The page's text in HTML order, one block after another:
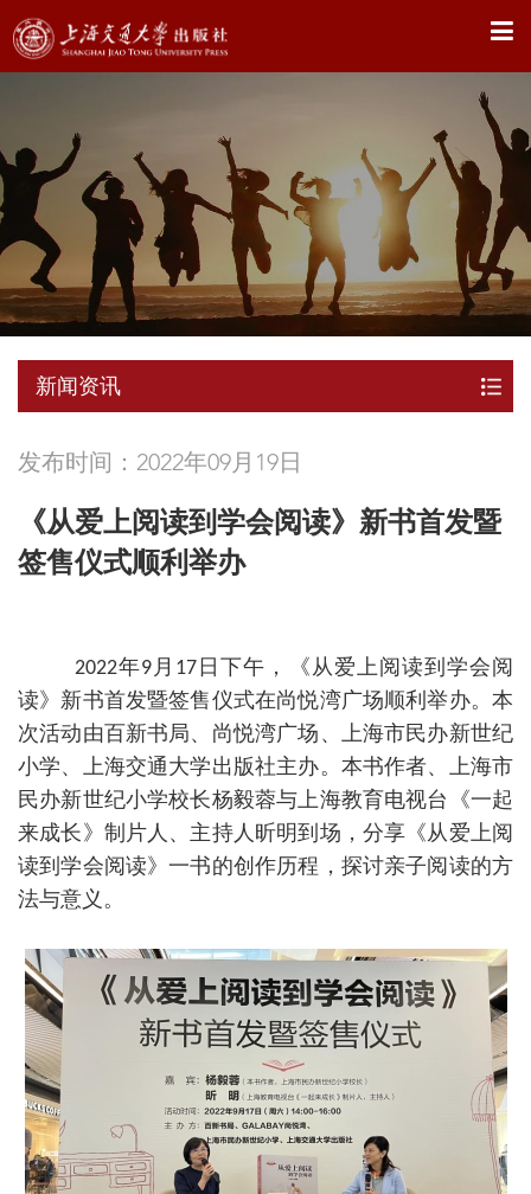
X
新闻资讯
发布时间：2022年09月19日
《从爱上阅读到学会阅读》新书首发暨
签售仪式顺利举办
2022年9 月 17 日下午，《从爱上阅读到学会阅
读》新书首发暨签售仪式在尚悦湾广场顺利举办。本
次活动由百新书局、尚悦湾广场、上海市民办新世纪
小学、上海交通大学出版社主办。本书作者、上海市
民办新世纪小学校长杨毅蓉与上海教育电视台《一起
来成长》制片人、主持人昕明到场，分享《从爱上阅
读到学会阅读》一书的创作历程，探讨亲子阅读的方
法与意义。